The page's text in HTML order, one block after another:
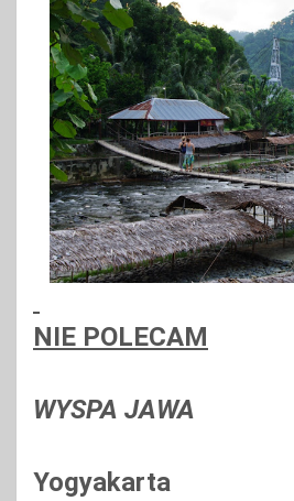
NIE POLECAM
WYSPA JAWA
Yogyakarta